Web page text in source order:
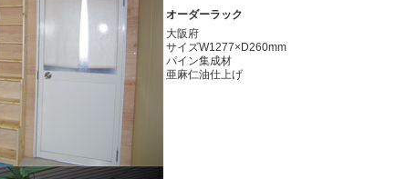
オーダーラック
大阪府
サイズW1277×D260mm
パイン集成材
亜麻仁油仕上げ